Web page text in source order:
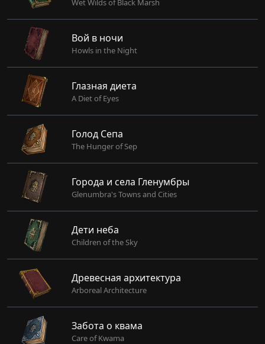
Вой в ночи
Howls in the Night
Глазная диета
A Diet of Eyes
Голод Сепа
The Hunger of Sep
Города и села Гленумбры
Glenumbra's Towns and Cities
Дети неба
Children of the Sky
Древесная архитектура
Arboreal Architecture
Забота о квама
Care of Kwama